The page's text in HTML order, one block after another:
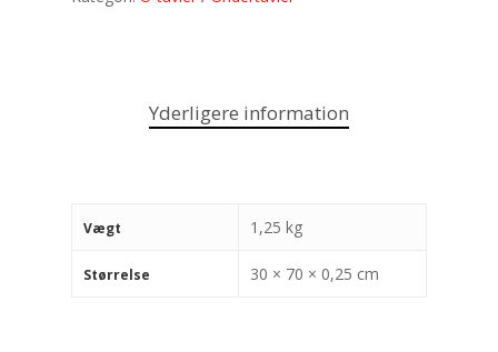
Yderligere information
Vægt 1,25 kg
Størrelse 30 × 70 × 0,25 cm